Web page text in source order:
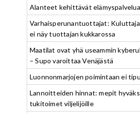
Alanteet kehittävät elämyspalvelua
Varhaisperunantuottajat:
ei näy tuottajan kukkarossa
Maatilat ovat yhä useammin
– Supo varoittaa Venäjästä
Luonnonmarjojen poimintaan ei
Lannoitteiden hinnat: mepit
tukitoimet viljelijöille